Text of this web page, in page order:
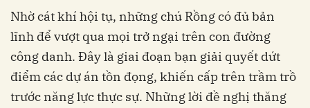
Nhờ cát khí hội tụ, những chú Rồng có đủ bản
lĩnh để vượt qua mọi trở ngại trên con đường
công danh. Đây là giai đoạn bạn giải quyết dứt
điểm các dự án tồn đọng, khiến cấp trên trầm trồ
trước năng lực thực sự. Những lời đề nghị thăng